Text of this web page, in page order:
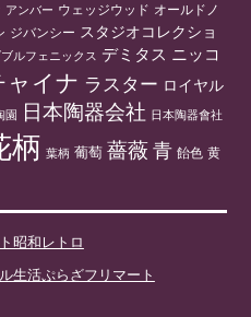
アンバー ウェッジウッド オールドノ
ジバンシー スタジオコレクショ
ブルフェニックス デミタス ニッコ
ャイナ ラスター ロイヤル
園 日本陶器会社 日本陶器會社
柄 葉柄 葡萄 薔薇 青 飴色 黄
昭和レトロ
生活ぷらざフリマート